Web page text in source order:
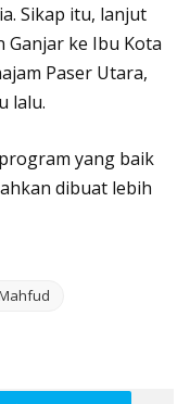
Sikap itu, lanjut
Ganjar ke Ibu Kota
Paser Utara,
lalu.
yang baik
dibuat lebih